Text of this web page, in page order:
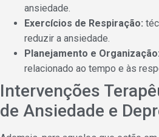
ansiedade.
Exercícios de Respiração:
reduzir a ansiedade.
Planejamento e Organização:
relacionado ao tempo e às
Intervenções
de Ansiedade e